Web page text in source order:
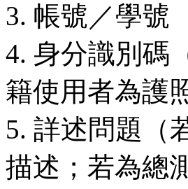
3. 帳號／學號
4. 身分識別碼
籍使用者為護
5. 詳述問題（
描述；若為總